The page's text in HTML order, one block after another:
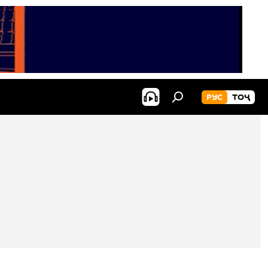
РУС ТОҶ